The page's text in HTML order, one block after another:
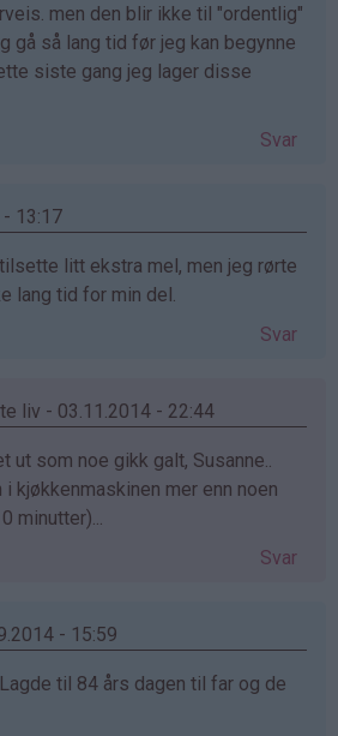
men den blir ikke til "ordentlig"
gå så lang tid før jeg kan begynne
siste gang jeg lager disse
Svar
13:17
litt ekstra mel, men jeg rørte
lang tid for min del.
Svar
liv - 03.11.2014 - 22:44
ut som noe gikk galt, Susanne..
kjøkkenmaskinen mer enn noen
minutter)...
Svar
- 15:59
til 84 års dagen til far og de